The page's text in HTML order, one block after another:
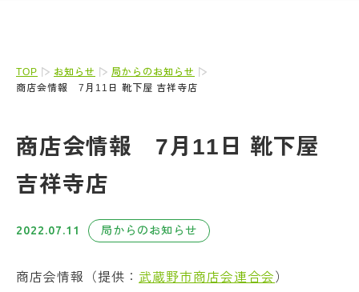
TOP お知らせ
局からのお知らせ
商店会情報 7月11日 靴下屋 吉祥寺店
商店会情報 7月11日 靴下屋
吉祥寺店
2022.07.11 局からのお知らせ
商店会情報（提供： 武蔵野市商店会連合会 ）